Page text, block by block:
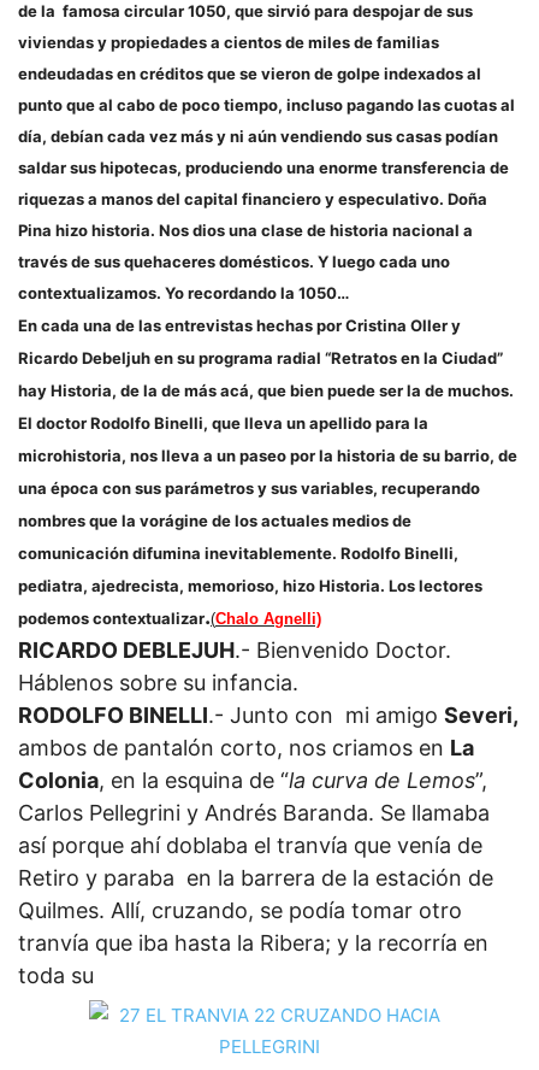
de la famosa circular 1050, que sirvió para despojar de sus
viviendas y propiedades a cientos de miles de familias
endeudadas en créditos que se vieron de golpe indexados al
punto que al cabo de poco tiempo, incluso pagando las cuotas al
día, debían cada vez más y ni aún vendiendo sus casas podían
saldar sus hipotecas, produciendo una enorme transferencia de
riquezas a manos del capital financiero y especulativo. Doña
Pina hizo historia. Nos dios una clase de historia nacional a
través de sus quehaceres domésticos. Y luego cada uno
contextualizamos. Yo recordando la 1050…
En cada una de las entrevistas hechas por Cristina Oller y
Ricardo Debeljuh en su programa radial “Retratos en la Ciudad”
hay Historia, de la de más acá, que bien puede ser la de muchos.
El doctor Rodolfo Binelli, que lleva un apellido para la
microhistoria, nos lleva a un paseo por la historia de su barrio, de
una época con sus parámetros y sus variables, recuperando
nombres que la vorágine de los actuales medios de
comunicación difumina inevitablemente. Rodolfo Binelli,
pediatra, ajedrecista, memorioso, hizo Historia. Los lectores
podemos contextualizar.(Chalo Agnelli)
RICARDO DEBLEJUH.- Bienvenido Doctor.
Háblenos sobre su infancia.
RODOLFO BINELLI.- Junto con mi amigo Severi,
ambos de pantalón corto, nos criamos en La
Colonia, en la esquina de “la curva de Lemos”,
Carlos Pellegrini y Andrés Baranda. Se llamaba
así porque ahí doblaba el tranvía que venía de
Retiro y paraba en la barrera de la estación de
Quilmes. Allí, cruzando, se podía tomar otro
tranvía que iba hasta la Ribera; y la recorría en
toda su